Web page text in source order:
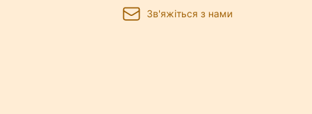
Зв'яжіться з нами